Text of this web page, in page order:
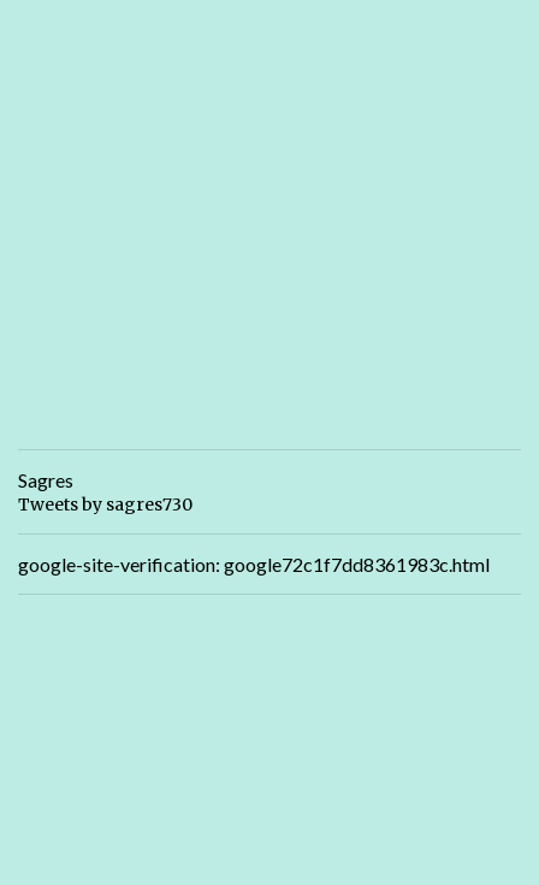
Sagres
Tweets by sagres730
google-site-verification: google72c1f7dd8361983c.html